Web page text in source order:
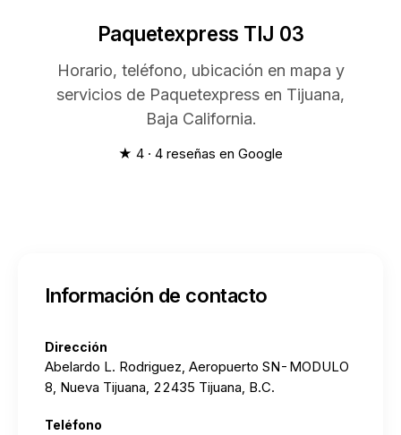
Paquetexpress TIJ 03
Horario, teléfono, ubicación en mapa y
servicios de Paquetexpress en Tijuana,
Baja California.
★ 4 · 4 reseñas en Google
Información de contacto
Dirección
Abelardo L. Rodriguez, Aeropuerto SN-MODULO
8, Nueva Tijuana, 22435 Tijuana, B.C.
Teléfono